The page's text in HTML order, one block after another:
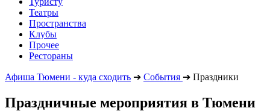
Театры
Пространства
Клубы
Прочее
Рестораны
Афиша Тюмени - куда сходить ➔ События ➔ Праздники
Праздничные мероприятия в Тюмени